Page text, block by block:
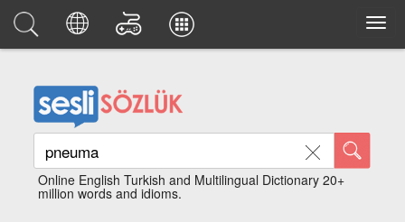
Online English Turkish and Multilingual Dictionary 20+
million words and idioms.